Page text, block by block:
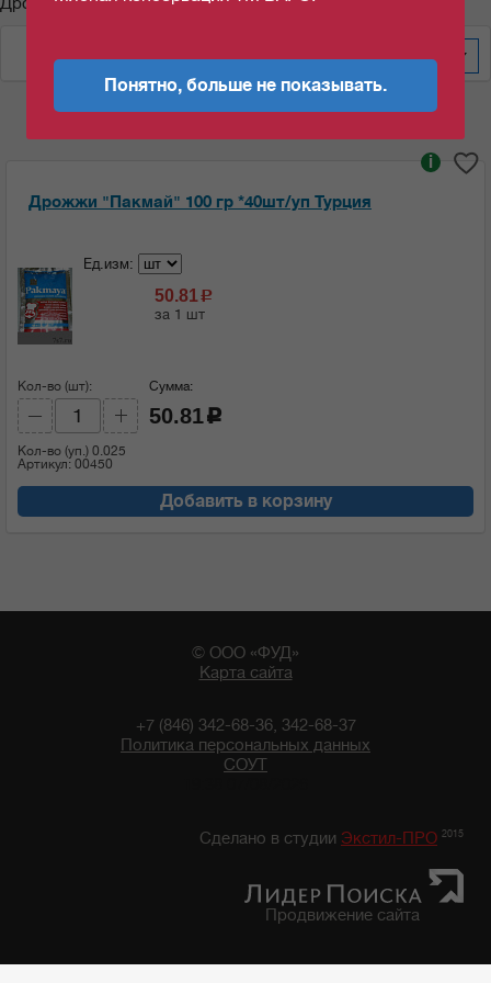
Дрожжи "Пакмай" 100 гр *40шт/уп Турция
i
Ед.изм:
50.81c
за 1 шт
Кол-во (шт):
Кол-во (уп.) 0.025
Артикул: 00450
Сумма:
50.81 c
Добавить в корзину
© ООО «ФУД»
Карта сайта
+7 (846) 342-68-36, 342-68-37
Политика персональных данных
СОУТ
Сделано в студии Экстил-ПРО 2015
Продвижение сайта
Понятно, больше не показывать.